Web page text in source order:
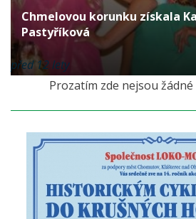
Chmelovou korunku získala
Pastyříková
před 12 lety
Prozatím zde nejsou